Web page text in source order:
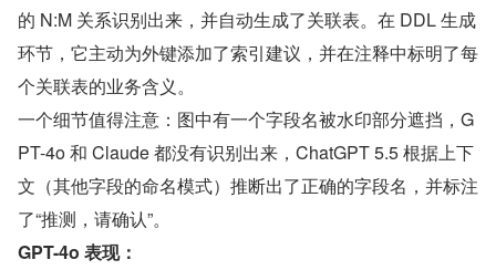
的 N:M 关系识别出来，并自动生成了关联表。在 DDL 生成
环节，它主动为外键添加了索引建议，并在注释中标明了每
个关联表的业务含义。
一个细节值得注意：图中有一个字段名被水印部分遮挡，G
PT-4o 和 Claude 都没有识别出来，ChatGPT 5.5 根据上下
文（其他字段的命名模式）推断出了正确的字段名，并标注
了“推测，请确认”。
GPT-4o 表现：